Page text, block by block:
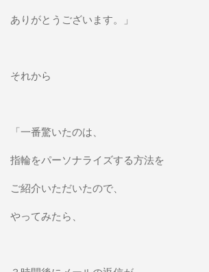
ありがとうございます。」
それから
「一番驚いたのは、
指輪をパーソナライズする方法を
ご紹介いただいたので、
やってみたら、